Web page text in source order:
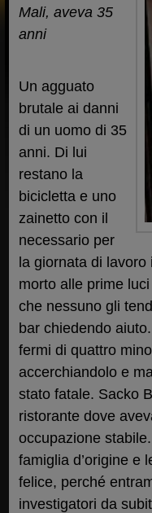
Mali, aveva 35
anni
Un agguato
brutale ai danni
di un uomo di 35
anni. Di lui
restano la
bicicletta e uno
zainetto con il
necessario per
la giornata di
morto alle prime
che nessuno gli
bar chiedendo
fermi di quattro
accerchiandolo e
stato fatale. Sacko
ristorante dove
occupazione
famiglia d’origine e
felice, perché
investigatori da